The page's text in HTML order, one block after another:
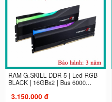
RAM G.SKILL DDR 5 | Led RGB
BLACK | 16GBx2 | Bus 6000...
3.150.000 đ